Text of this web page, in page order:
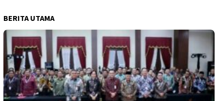
BERITA UTAMA